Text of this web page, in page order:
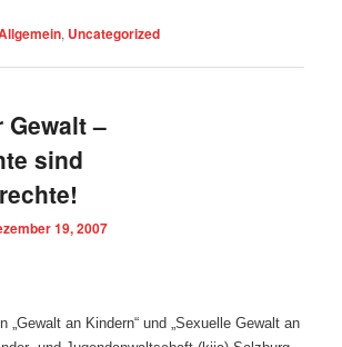
, Uncategorized
–
sind
19, 2007
„Gewalt an Kindern“ und „Sexuelle Gewalt an